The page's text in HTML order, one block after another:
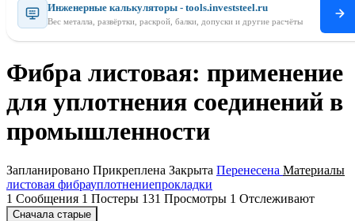
Инженерные калькуляторы - tools.investsteel.ru
Вес металла, развёртки, раскрой, балки, допуски и другие расчёты
Фибра листовая: применение
для уплотнения соединений в
промышленности
Запланировано Прикреплена Закрыта Перенесена Материалы
листовая фибрауплотнениепрокладки
1 Сообщения 1 Постеры 131 Просмотры 1 Отслеживают
Сначала старые